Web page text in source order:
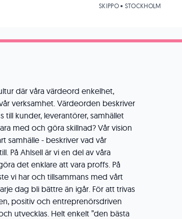
där våra värdeord enkelhet,
verksamhet. Värdeorden beskriver
till kunder, leverantörer, samhället
med och göra skillnad? Vår vision
samhälle - beskriver vad vår
På Ahlsell är vi en del av våra
det enklare att vara proffs. På
vi har och tillsammans med vårt
dag bli bättre än igår. För att trivas
positiv och entreprenörsdriven
utvecklas. Helt enkelt ”den bästa
SKIPPO • STOCKHOLM